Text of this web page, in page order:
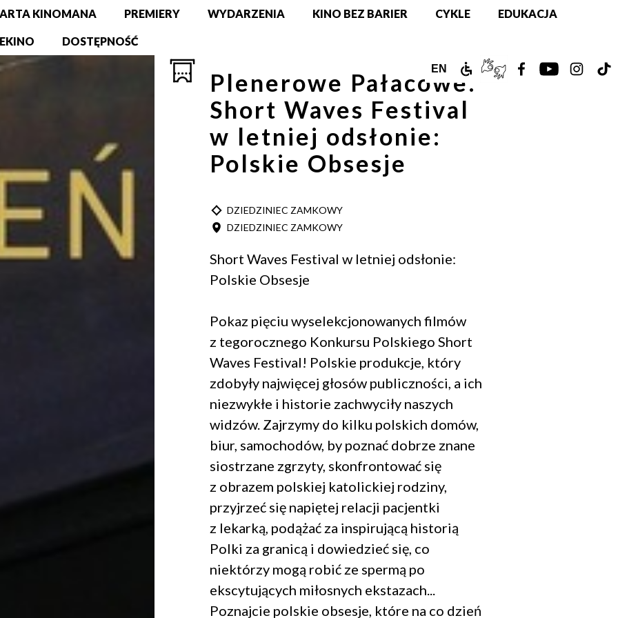
KINOMANA PREMIERY WYDARZENIA KINO BEZ BARIER CYKLE EDUKACJA
DOSTĘPNOŚĆ
ENGLISH
EN ZAMEK
DLA
TŁUMACZ
ZOBACZZOBACZ
Plenerowe Pałacowe:
Short Waves Festival
w letniej odsłonie:
Polskie Obsesje
TYPDZIEDZINIEC ZAMKOWY
MIEJSCE
DZIEDZINIEC ZAMKOWY
Short Waves Festival w letniej odsłonie:
Polskie Obsesje
Pokaz pięciu wyselekcjonowanych filmów
z tegorocznego Konkursu Polskiego Short
Waves Festival! Polskie produkcje, który
zdobyły najwięcej głosów publiczności, a ich
niezwykłe i historie zachwyciły naszych
widzów. Zajrzymy do kilku polskich domów,
biur, samochodów, by poznać dobrze znane
siostrzane zgrzyty, skonfrontować się
z obrazem polskiej katolickiej rodziny,
przyjrzeć się napiętej relacji pacjentki
z lekarką, podążać za inspirującą historią
Polki za granicą i dowiedzieć się, co
niektórzy mogą robić ze spermą po
ekscytujących miłosnych ekstazach...
Poznajcie polskie obsesje, które na co dzień